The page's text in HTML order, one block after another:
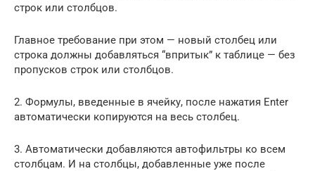
строк или столбцов.
Главное требование при этом — новый столбец или
строка должны добавляться “впритык” к таблице — без
пропусков строк или столбцов.
2. Формулы, введенные в ячейку, после нажатия Enter
автоматически копируются на весь столбец.
3. Автоматически добавляются автофильтры ко всем
столбцам. И на столбцы, добавленные уже после